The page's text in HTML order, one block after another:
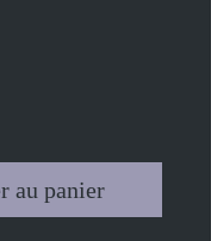
au panier